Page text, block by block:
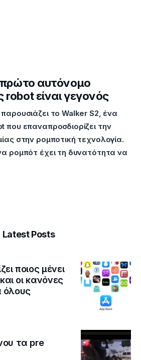
αυτόνομο
είναι γεγονός
το Walker S2, ένα
που επαναπροσδιορίζει την
στην ρομποτική τεχνολογία.
ρομπότ έχει τη δυνατότητα να
Latest Posts
ποιος μένει
οι κανόνες
όλους
τα pre